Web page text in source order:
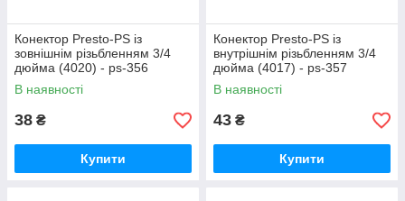
Конектор Presto-PS із
зовнішнім різьбленням 3/4
дюйма (4020) - ps-356
В наявності
38 ₴
Купити
Конектор Presto-PS із
внутрішнім різьбленням 3/4
дюйма (4017) - ps-357
В наявності
43 ₴
Купити